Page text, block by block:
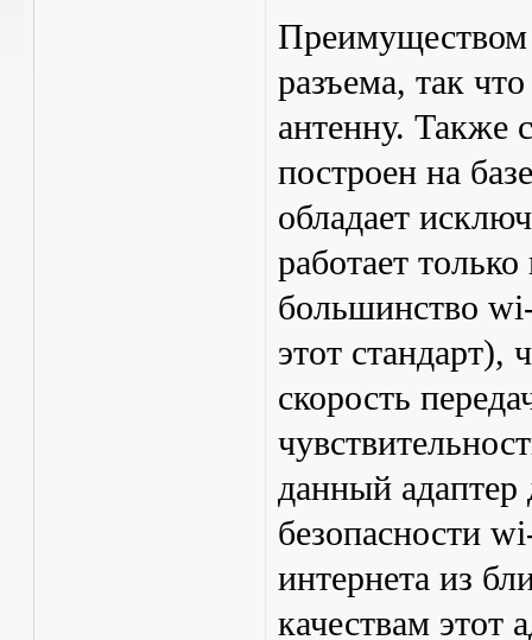
Преимуществом
разъема, так
антенну. Также
построен на
обладает
работает
большинство
этот стандарт),
скорость
данный адаптер
безопасности
интернета из
качествам этот